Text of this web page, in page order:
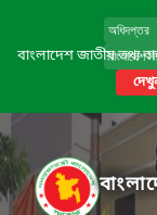
বাংলাদেশ জাতীয় তথ্য